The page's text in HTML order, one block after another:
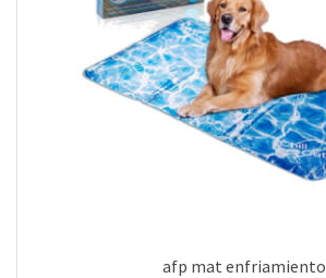
afp mat enfriamiento